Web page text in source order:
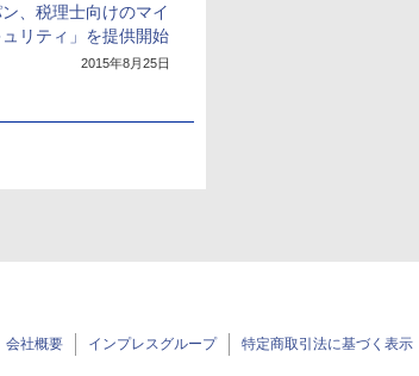
、税理士向けのマイ
リティ」を提供開始
2015年8月25日
会社概要 インプレスグループ 特定商取引法に基づく表示